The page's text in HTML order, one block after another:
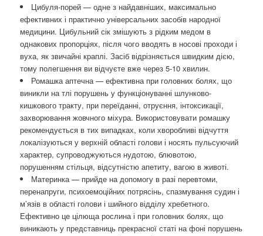
Цибуля-порей — одне з найдавніших, максимально
ефективних і практично універсальних засобів народної
медицини. Цибульний сік змішують з рідким медом в
однакових пропорціях, після чого вводять в носові проходи і
вуха, як звичайні краплі. Засіб відрізняється швидким дією,
тому полегшення ви відчуєте вже через 5-10 хвилин.
Ромашка аптечна — ефективна при головних болях, що
виникли на тлі порушень у функціонуванні шлунково-
кишкового тракту, при переїданні, отруєння, інтоксикації,
захворювання жовчного міхура. Використовувати ромашку
рекомендується в тих випадках, коли хворобливі відчуття
локалізуються у верхній області голови і носять пульсуючий
характер, супроводжуються нудотою, блювотою,
порушенням стільця, відсутністю апетиту, вагою в животі.
Материнка — прийде на допомогу в разі перевтоми,
перенапруги, психоемоційних потрясінь, спазмування судин і
м’язів в області голови і шийного відділу хребетного.
Ефективно це цілюща рослина і при головних болях, що
виникають у представниць прекрасної статі на фоні порушень